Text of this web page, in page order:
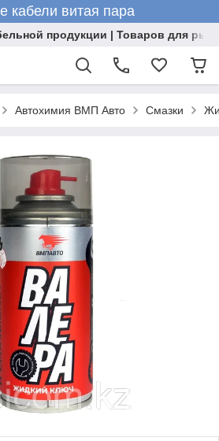
кабели витая пара
продукции | Товаров для
Автохимия ВМП Авто Смазки